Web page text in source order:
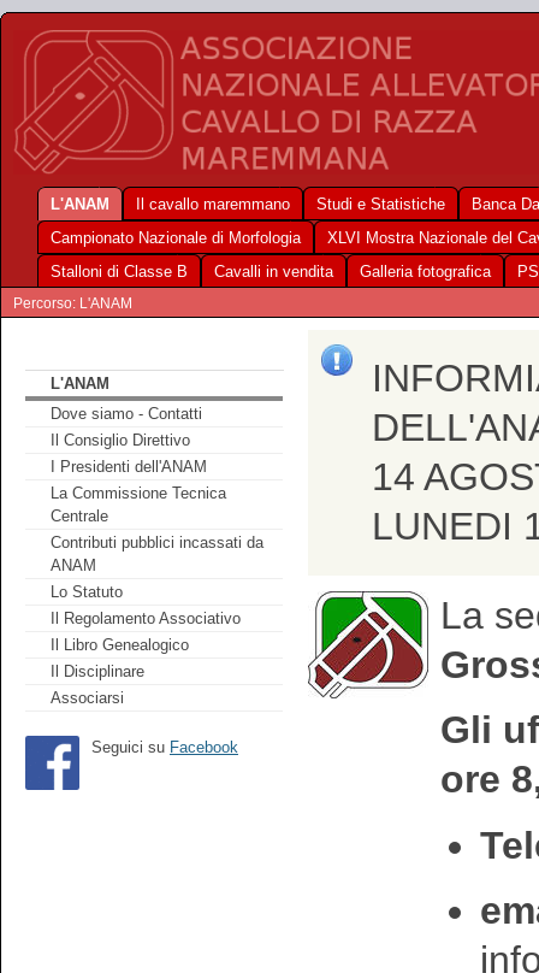
L'ANAM Il cavallo maremmano Studi e Statistiche
Banca
Campionato Nazionale di Morfologia
XLVI Mostra Nazionale del
Stalloni di Classe B
Cavalli in vendita Galleria fotografica
Percorso: L'ANAM
L'ANAM
Dove siamo - Contatti
Il Consiglio Direttivo
I Presidenti dell'ANAM
La Commissione Tecnica
Centrale
Contributi pubblici incassati da
ANAM
Lo Statuto
Il Regolamento Associativo
Il Libro Genealogico
Il Disciplinare
Associarsi
Seguici su Facebook
14
LUNEDI
La
Gli
ore